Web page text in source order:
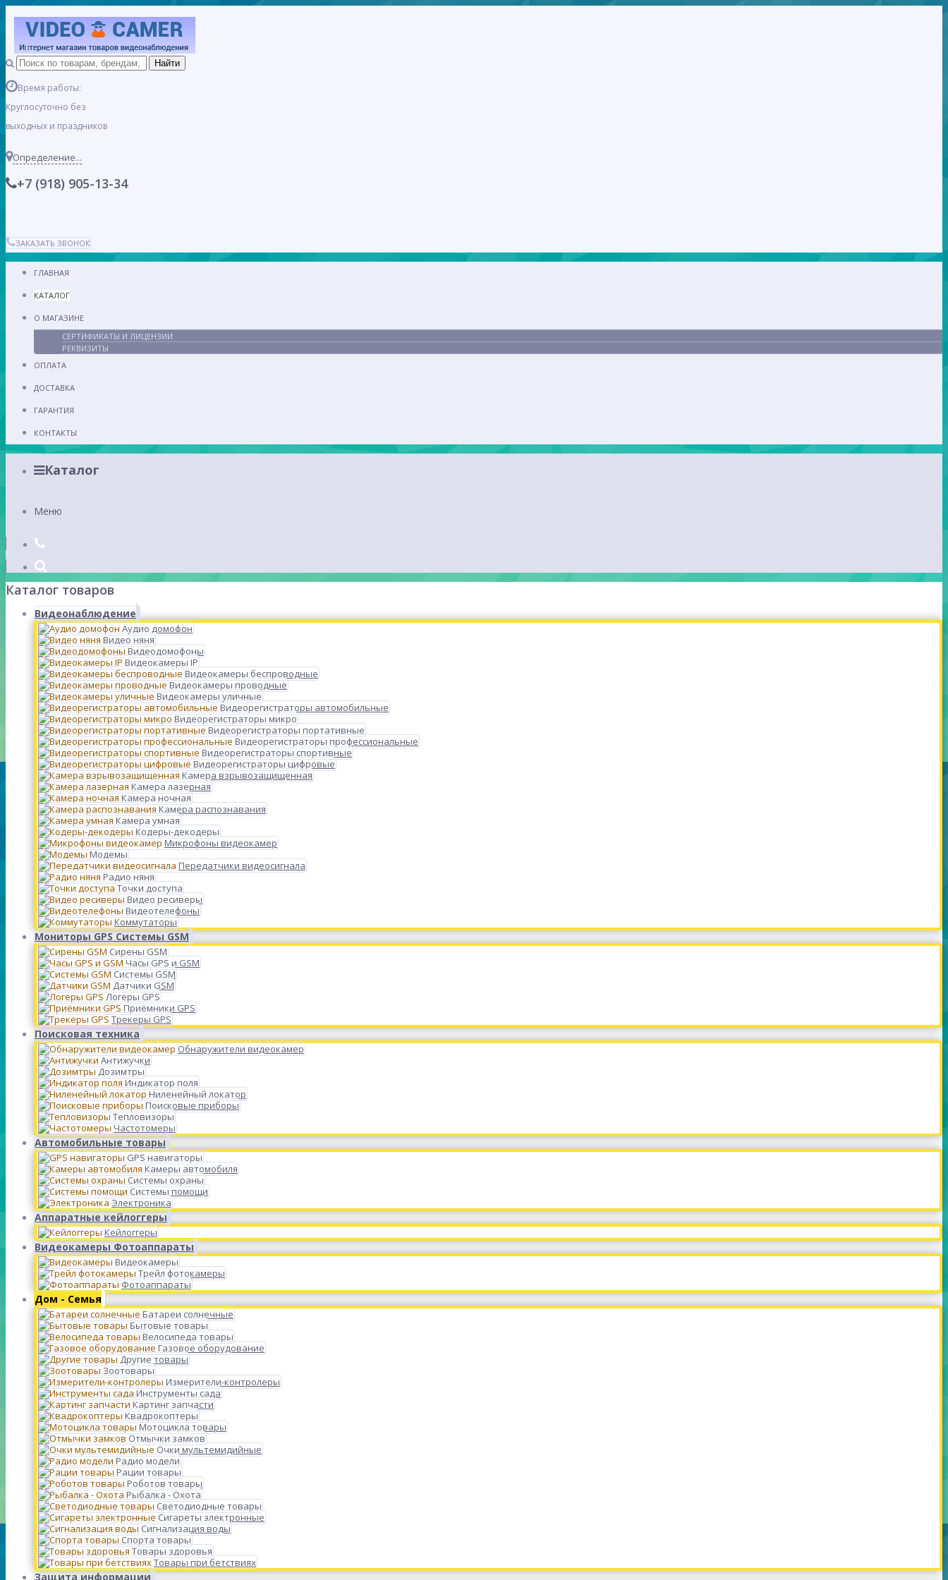
Время работы:
Круглосуточно без
выходных и праздников
Определение...
+7 (918) 905-13-34
ЗАКАЗАТЬ ЗВОНОК
ГЛАВНАЯ
КАТАЛОГ
О МАГАЗИНЕ
СЕРТИФИКАТЫ И ЛИЦЕНЗИИ
РЕКВИЗИТЫ
ОПЛАТА
ДОСТАВКА
ГАРАНТИЯ
КОНТАКТЫ
Каталог
Меню
Каталог товаров
Видеонаблюдение
Аудио домофон
Видео няня
Видеодомофоны
Видеокамеры IP
Видеокамеры беспроводные
Видеокамеры проводные
Видеокамеры уличные
Видеорегистраторы автомобильные
Видеорегистраторы микро
Видеорегистраторы портативные
Видеорегистраторы профессиональные
Видеорегистраторы спортивные
Видеорегистраторы цифровые
Камера взрывозащищенная
Камера лазерная
Камера ночная
Камера распознавания
Камера умная
Кодеры-декодеры
Микрофоны видеокамер
Модемы
Передатчики видеосигнала
Радио няня
Точки доступа
Видео ресиверы
Видеотелефоны
Коммутаторы
Мониторы GPS Системы GSM
Сирены GSM
Часы GPS и GSM
Системы GSM
Датчики GSM
Логеры GPS
Приёмники GPS
Трекеры GPS
Поисковая техника
Обнаружители видеокамер
Антижучки
Дозимтры
Индикатор поля
Ниленейный локатор
Поисковые приборы
Тепловизоры
Частотомеры
Автомобильные товары
GPS навигаторы
Камеры автомобиля
Системы охраны
Системы помощи
Электроника
Аппаратные кейлоггеры
Кейлоггеры
Видеокамеры Фотоаппараты
Видеокамеры
Трейл фотокамеры
Фотоаппараты
Дом - Семья
Батареи солнечные
Бытовые товары
Велосипеда товары
Газовое оборудование
Другие товары
Зоотовары
Измерители-контролеры
Инструменты сада
Картинг запчасти
Квадрокоптеры
Мотоцикла товары
Отмычки замков
Очки мультемидийные
Радио модели
Рации товары
Роботов товары
Рыбалка - Охота
Светодиодные товары
Сигареты электронные
Сигнализация воды
Спорта товары
Товары здоровья
Товары при бетствиях
Защита информации